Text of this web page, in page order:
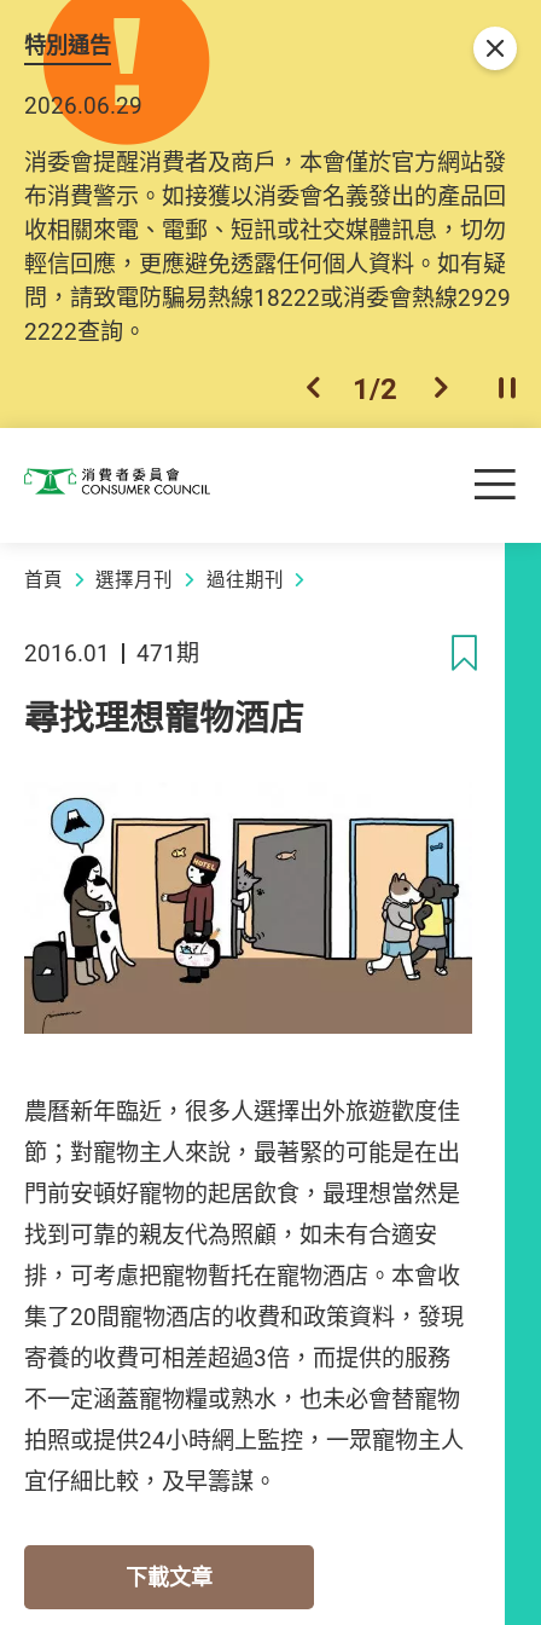
特別通告
2026.06.29
消委會提醒消費者及商戶，本會僅於官方網站發
布消費警示。如接獲以消委會名義發出的產品回
收相關來電、電郵、短訊或社交媒體訊息，切勿
輕信回應，更應避免透露任何個人資料。如有疑
問，請致電防騙易熱線18222或消委會熱線2929
2222查詢。
上一個
1/2 下一個開
關閉
消費者委員會 目
首頁 選擇月刊 過往期刊
2016.01 471期
尋找理想寵物酒店
農曆新年臨近，很多人選擇出外旅遊歡度佳
節；對寵物主人來說，最著緊的可能是在出
門前安頓好寵物的起居飲食，最理想當然是
找到可靠的親友代為照顧，如未有合適安
排，可考慮把寵物暫托在寵物酒店。本會收
集了20間寵物酒店的收費和政策資料，發現
寄養的收費可相差超過3倍，而提供的服務
不一定涵蓋寵物糧或熟水，也未必會替寵物
拍照或提供24小時網上監控，一眾寵物主人
宜仔細比較，及早籌謀。
下載文章